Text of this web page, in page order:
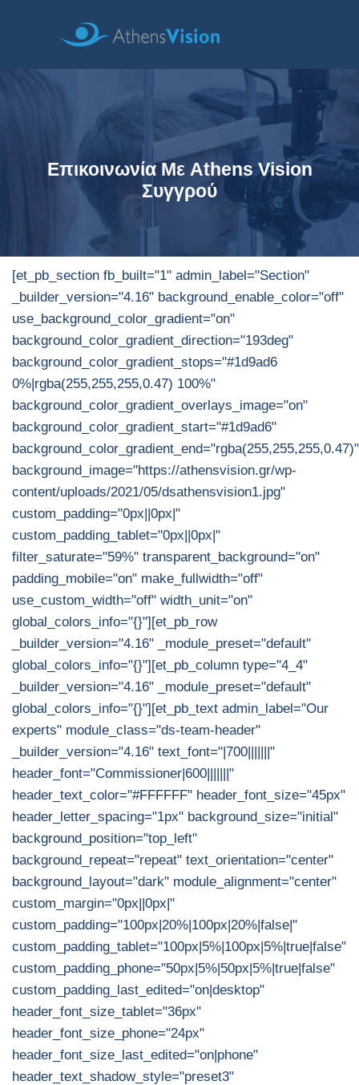
Επικοινωνία Με Athens Vision
Συγγρού
[et_pb_section fb_built="1" admin_label="Section"
_builder_version="4.16" background_enable_color="off"
use_background_color_gradient="on"
background_color_gradient_direction="193deg"
background_color_gradient_stops="#1d9ad6
0%|rgba(255,255,255,0.47) 100%"
background_color_gradient_overlays_image="on"
background_color_gradient_start="#1d9ad6"
background_color_gradient_end="rgba(255,255,255,0.47)"
background_image="https://athensvision.gr/wp-
content/uploads/2021/05/dsathensvision1.jpg"
custom_padding="0px||0px|"
custom_padding_tablet="0px||0px|"
filter_saturate="59%" transparent_background="on"
padding_mobile="on" make_fullwidth="off"
use_custom_width="off" width_unit="on"
global_colors_info="{}"][et_pb_row
_builder_version="4.16" _module_preset="default"
global_colors_info="{}"][et_pb_column type="4_4"
_builder_version="4.16" _module_preset="default"
global_colors_info="{}"][et_pb_text admin_label="Our
experts" module_class="ds-team-header"
_builder_version="4.16" text_font="|700|||||||"
header_font="Commissioner|600|||||||"
header_text_color="#FFFFFF" header_font_size="45px"
header_letter_spacing="1px" background_size="initial"
background_position="top_left"
background_repeat="repeat" text_orientation="center"
background_layout="dark" module_alignment="center"
custom_margin="0px||0px|"
custom_padding="100px|20%|100px|20%|false|"
custom_padding_tablet="100px|5%|100px|5%|true|false"
custom_padding_phone="50px|5%|50px|5%|true|false"
custom_padding_last_edited="on|desktop"
header_font_size_tablet="36px"
header_font_size_phone="24px"
header_font_size_last_edited="on|phone"
header_text_shadow_style="preset3"